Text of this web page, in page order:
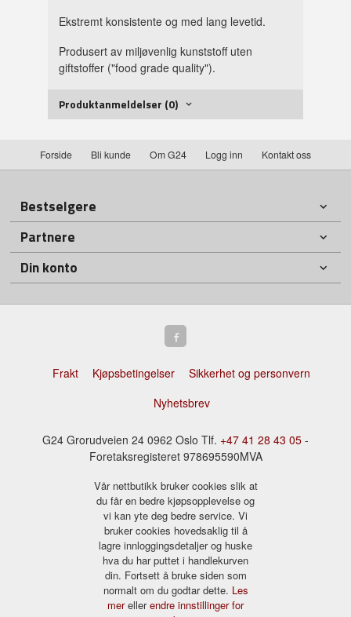
Ekstremt konsistente og med lang levetid.
Produsert av miljøvenlig kunststoff uten
giftstoffer ("food grade quality").
Produktanmeldelser (0)
Forside Bli kunde Om G24 Logg inn Kontakt oss
Bestselgere
Partnere
Din konto
Frakt Kjøpsbetingelser
Sikkerhet og personvern
Nyhetsbrev
G24 Grorudveien 24 0962 Oslo Tlf. +47 41 28 43 05 -
Foretaksregisteret 978695590MVA
Vår nettbutikk bruker cookies slik at
du får en bedre kjøpsopplevelse og
vi kan yte deg bedre service. Vi
bruker cookies hovedsaklig til å
lagre innloggingsdetaljer og huske
hva du har puttet i handlekurven
din. Fortsett å bruke siden som
normalt om du godtar dette. Les
merellerendre innstillinger for